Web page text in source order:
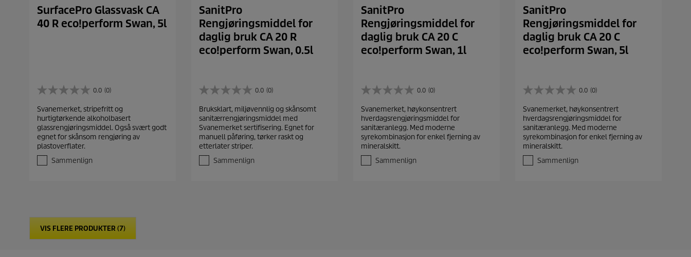
SurfacePro Glassvask CA
40 R eco!perform Swan, 5l
0.0 (0)
0
0
a
v
5
s
j
Svanemerket, stripefritt og
hurtigtørkende alkoholbasert
glassrengjøringsmiddel. Også svært godt
egnet for skånsom rengjøring av
plastoverflater.
Sammenlign
SanitPro
Rengjøringsmiddel for
daglig bruk CA 20 R
eco!perform Swan, 0.5l
0.0 (0)
0
0
a
v
5
s
j
Bruksklart, miljøvennlig og skånsomt
sanitærrengjøringsmiddel med
Svanemerket sertifisering. Egnet for
manuell påføring, tørker raskt og
etterlater striper.
Sammenlign
SanitPro
Rengjøringsmiddel for
daglig bruk CA 20 C
eco!perform Swan, 1l
0.0 (0)
0
0
a
v
5
s
j
Svanemerket, høykonsentrert
hverdagsrengjøringsmiddel for
sanitæranlegg. Med moderne
syrekombinasjon for enkel fjerning av
mineralskitt.
Sammenlign
SanitPro
Rengjøringsmiddel for
daglig bruk CA 20 C
eco!perform Swan, 5l
0.0 (0)
0
0
a
v
5
s
j
Svanemerket, høykonsentrert
hverdagsrengjøringsmiddel for
sanitæranlegg. Med moderne
syrekombinasjon for enkel fjerning av
mineralskitt.
Sammenlign
VIS FLERE PRODUKTER (7)